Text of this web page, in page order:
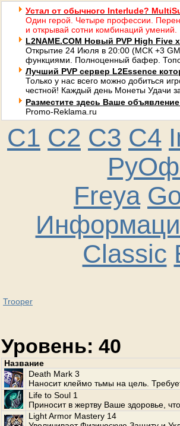
Устал от обычного Interlude?
Один герой. Четыре профессии.
и открывай сотни комбинаций умений.
L2NAME.COM Новый PVP High
Открытие 24 Июля в 20:00 (МСК +3
функциями. Полноценный бафер.
Лучший PVP сервер L2Essence
Только у нас всего можно добиться
честной! Каждый день Монеты Удачи
Разместите здесь Ваше объявление
Promo-Reklama.ru
C1 C2 C3 C4
Freya
Classic
Trooper
Уровень: 40
Название
Death Mark 3
Наносит клеймо тьмы на цель.
Life to Soul 1
Приносит в жертву Ваше здоровье,
Light Armor Mastery 14